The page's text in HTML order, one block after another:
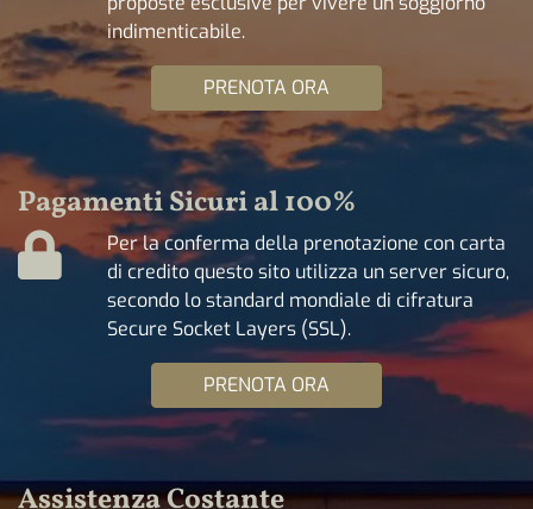
indimenticabile.
PRENOTA ORA
Pagamenti Sicuri al 100%
Per la conferma della prenotazione con carta
di credito questo sito utilizza un server sicuro,
secondo lo standard mondiale di cifratura
Secure Socket Layers (SSL).
PRENOTA ORA